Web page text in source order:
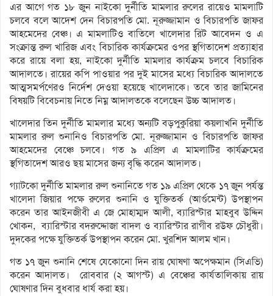
এর আগে গত ১৮ জুন নাইকো দুর্নীতি মামলার রুলের রায়েও মামলাটি
চলবে বলে আদেশ দেন বিচারপতি মো. নূরুজ্জামান ও বিচারপতি জাফর
আহমেদের বেঞ্চ। এ মামলাটিও বাতিলে খালেদার রিট আবেদন ও এ
সংক্রান্ত রুল খারিজ এবং বিচারিক কার্যক্রমের ওপর স্থগিতাদেশ প্রত্যাহার
করে রায়ে বলা হয়, নাইকো দুর্নীতি মামলার কার্যক্রম চলবে বিচারিক
আদালতে। রায়ের কপি পাওয়ার পর দুই মাসের মধ্যে বিচারিক আদালতে
আত্মসমর্পণেরও নির্দেশ দেওয়া হয়েছে খালেদাকে। তবে তার জামিনের
বিষয়টি বিবেচনায় নিতে নিম্ন আদালতকে বলেছেন উচ্চ আদালত।
খালেদার তিন দুর্নীতি মামলার মধ্যে অন্যটি বড়পুকুরিয়া কয়লাখনি দুর্নীতি
মামলার রুল শুনানিও বিচারপতি মো. নূরুজ্জামান ও বিচারপতি জাফর
আহমেদের বেঞ্চে চলবে। গত ৯ এপ্রিল এ মামলাটির কার্যক্রমের
স্থগিতাদেশ আরও ছয় মাসের জন্য বৃদ্ধি করেন আদালত।
গ্যাটকো দুর্নীতি মামলার রুল শুনানিতে গত ১৯ এপ্রিল থেকে ১৭ জুন পর্যন্ত
খালেদা জিয়ার পক্ষে রুলের শুনানি ও যুক্তিতর্ক (আর্গুমেন্ট) উপস্থাপন
করেন তার আইনজীবী এ জে মোহাম্মদ আলী, ব্যারিস্টার মাহবুব উদ্দিন
খোকন, ব্যারিস্টার বদরুদ্দোজা বাদল ও ব্যারিস্টার রাগীব রউফ চৌধুরী।
দুদকের পক্ষে যুক্তিতর্ক উপস্থাপন করেন মো. খুরশিদ আলম খান।
গত ১৭ জুন শুনানি শেষে যেকোনো দিন রায় ঘোষণা অপেক্ষমান (সিএভি)
করেন আদালত। রোববার (২ আগস্ট) এ বেঞ্চের কার্যতালিকায় রায়
ঘোষণার দিন বুধবার ধার্য করা হয়।